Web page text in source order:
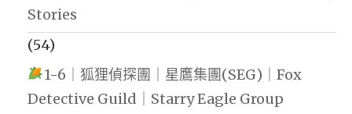
Stories
(54)
1-6｜狐狸偵探團｜星鷹集團(SEG)｜Fox
Detective Guild｜Starry Eagle Group